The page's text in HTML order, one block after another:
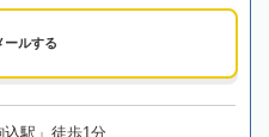
ールする
駅」徒歩1分